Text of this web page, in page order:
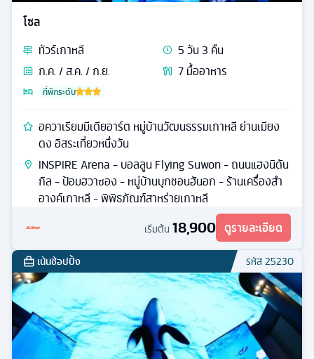
โซล
ทัวร์เกาหลี 5วัน3 คืน
ก.ค. / ส.ค. / ก.ย.
7มื้ออาหาร
ที่พักระดับ
อควาเรียมมีเดียอาร์ต หมู่บ้านวัฒนธรรมเกาหลี ย่านเมียง
ดง อิสระเที่ยวหนึ่งวัน
INSPIRE Arena - บอลลูน Flying Suwon - ถนนแฮงนิดัน
กิล - ป้อมฮวาซอง - หมู่บ้านบุกชอนฮันอก - ร้านเครื่องสำ
อางค์เกาหลี - พิพิธภัณฑ์สาหร่ายเกาหลี
เริ่มต้น 18,900 ดูรายละเอียด
เน้นช้อปปิ้ง รหัส25230